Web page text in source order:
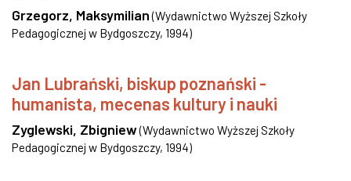
Grzegorz, Maksymilian (Wydawnictwo Wyższej Szkoły
Pedagogicznej w Bydgoszczy, 1994)
Jan Lubrański, biskup poznański -
humanista, mecenas kultury i nauki
Zyglewski, Zbigniew(Wydawnictwo Wyższej Szkoły
Pedagogicznej w Bydgoszczy, 1994)